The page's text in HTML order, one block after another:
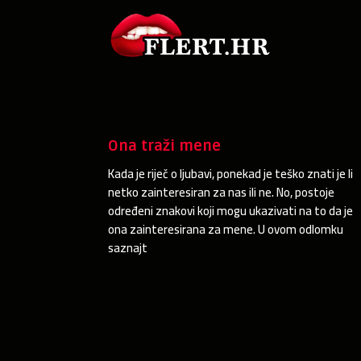
Ona traži mene
Kada je riječ o ljubavi, ponekad je teško znati je li
netko zainteresiran za nas ili ne. No, postoje
određeni znakovi koji mogu ukazivati na to da je
ona zainteresirana za mene. U ovom odlomku
saznajt